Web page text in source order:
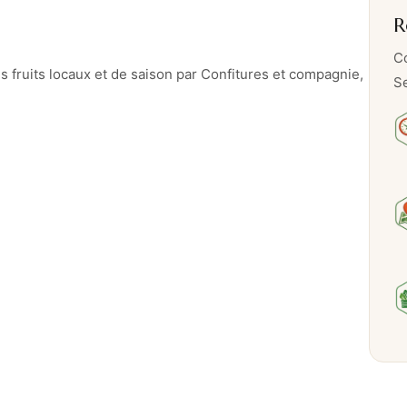
r
fruits locaux et de saison par Confitures et compagnie,